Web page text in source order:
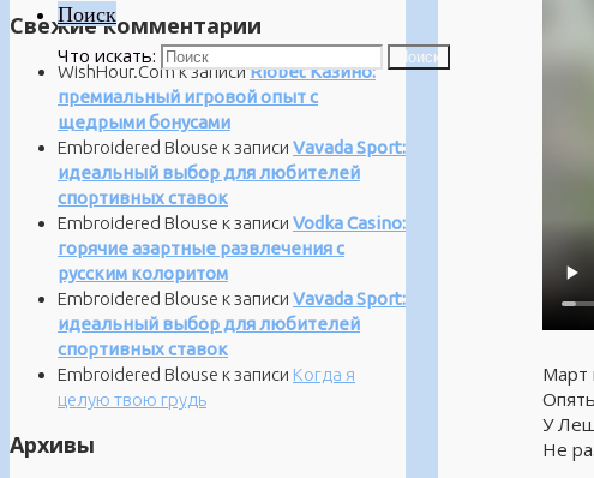
Поиск
Что искать: Поиск
Март
У
Не
Свежие комментарии
WishHour.Comк записиRiobet Казино:
премиальный игровой опыт с
щедрыми бонусами
Embroidered Blouse к записи Vavada Sport:
идеальный выбор для любителей
спортивных ставок
Embroidered Blouse к записи Vodka Casino:
горячие азартные развлечения с
русским колоритом
Embroidered Blouse к записи Vavada Sport:
идеальный выбор для любителей
спортивных ставок
Embroidered Blouse к записи Когда я
целую твою грудь
Архивы